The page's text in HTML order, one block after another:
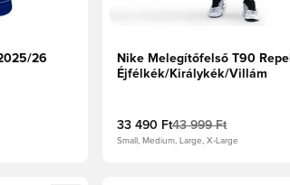
26
Nike Melegítőfelső T90
Éjfélkék/Királykék/Villám
33 490 Ft43 999 Ft
Small, Medium, Large, X-Large